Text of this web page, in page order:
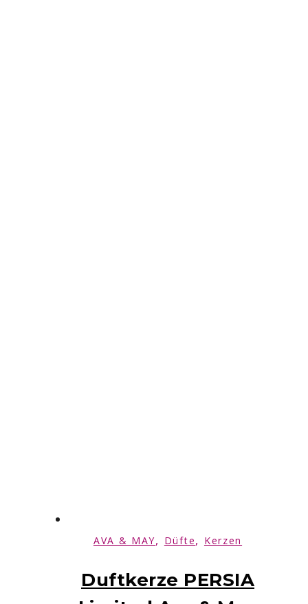
AVA & MAY, Düfte, Kerzen
Duftkerze PERSIA